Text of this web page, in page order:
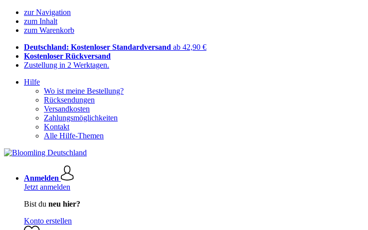
zur Navigation
zum Inhalt
zum Warenkorb
Deutschland: Kostenloser Standardversand ab 42,90 €
Kostenloser Rückversand
Zustellung in 2 Werktagen.
Hilfe
Wo ist meine Bestellung?
Rücksendungen
Versandkosten
Zahlungsmöglichkeiten
Kontakt
Alle Hilfe-Themen
Anmelden
Jetzt anmelden
Bist du neu hier?
Konto erstellen